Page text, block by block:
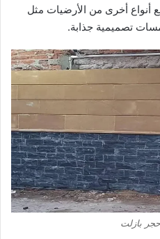
أنواع أخرى من الأرضيات مثل
تصميمية جذابة.
بازلت